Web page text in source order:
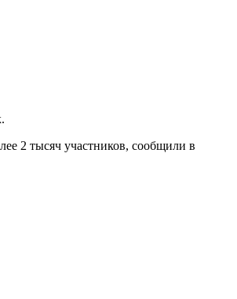
2 тысяч участников, сообщили в